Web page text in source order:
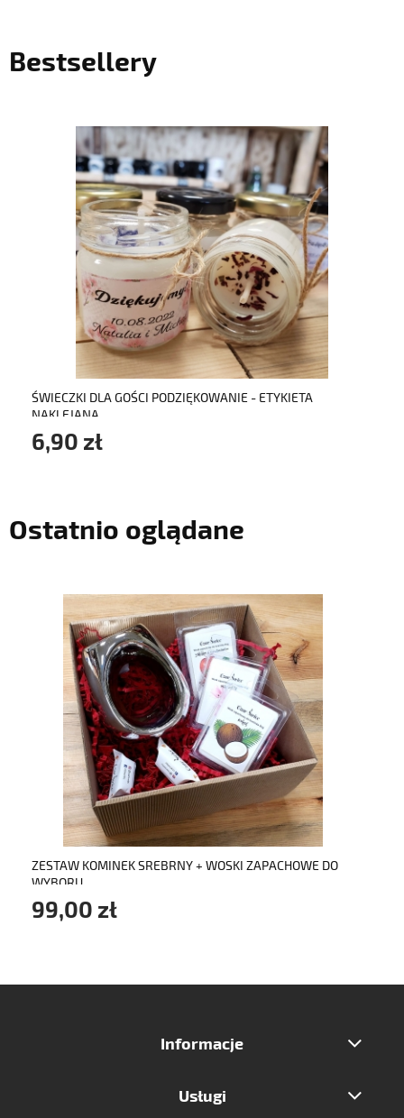
Bestsellery
ŚWIECZKI DLA GOŚCI PODZIĘKOWANIE - ETYKIETA
NAKLEJANA
6,90 zł
do koszyka
Ostatnio oglądane
ZESTAW KOMINEK SREBRNY + WOSKI ZAPACHOWE DO
WYBORU
99,00 zł
do koszyka
Informacje
Usługi